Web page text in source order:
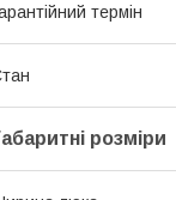
термін
розміри